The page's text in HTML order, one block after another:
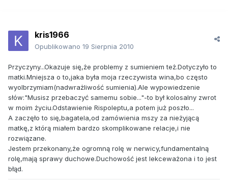
kris1966
Opublikowano 19 Sierpnia 2010
Przyczyny...Okazuje się,że problemy z sumieniem też.Dotyczyło to
matki.Mniejsza o to,jaka była moja rzeczywista wina,bo często
wyolbrzymiam(nadwrażliwość sumienia).Ale wypowiedzenie
słów:"Musisz przebaczyć samemu sobie..."-to był kolosalny zwrot
w moim życiu.Odstawienie Rispoleptu,a potem już poszło...
A zaczęło to się,bagatela,od zamówienia mszy za nieżyjącą
matkę,z którą miałem bardzo skomplikowane relacje,i nie
rozwiązane.
Jestem przekonany,że ogromną rolę w nerwicy,fundamentalną
rolę,mają sprawy duchowe.Duchowość jest lekceważona i to jest
błąd.